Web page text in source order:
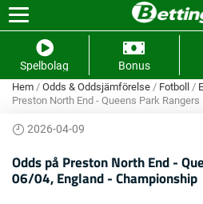
Spelbolag Bonus
Hem / Odds & Oddsjämförelse / Fotboll /
Preston North End - Queens Park Rangers
2026-04-09
Odds på Preston North End -
06/04, England - Championship